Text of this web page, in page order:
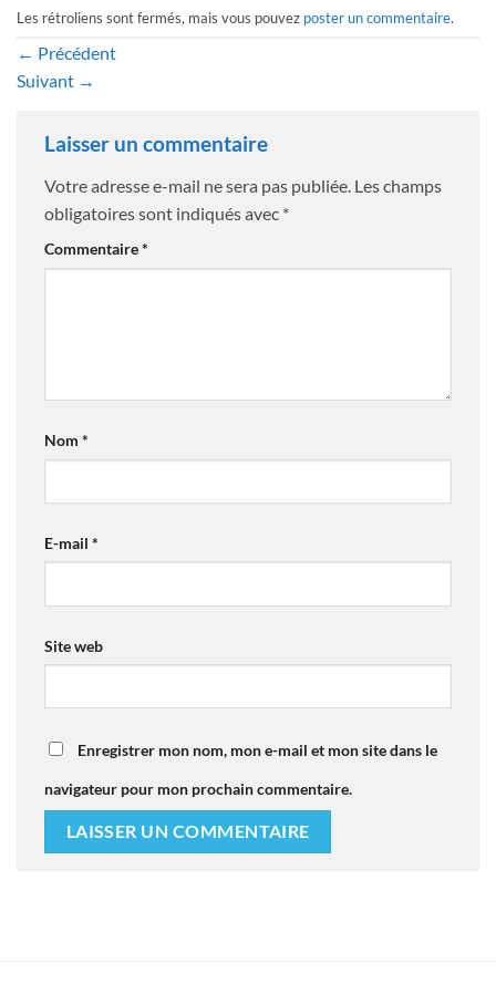
Les rétroliens sont fermés, mais vous pouvez poster un commentaire.
← Précédent
Suivant →
Laisser un commentaire
Votre adresse e-mail ne sera pas publiée. Les champs
obligatoires sont indiqués avec *
Commentaire*
Nom *
E-mail *
Site web
Enregistrer mon nom, mon e-mail et mon site dans le
navigateur pour mon prochain commentaire.